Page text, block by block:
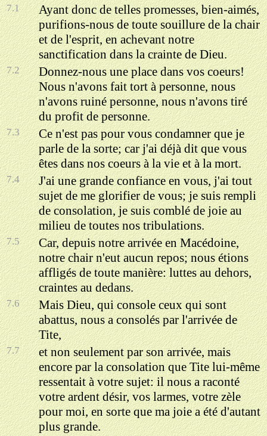
7.1
Ayant donc de telles promesses, bien-aimés,
purifions-nous de toute souillure de la chair
et de l'esprit, en achevant notre
sanctification dans la crainte de Dieu.
7.2
Donnez-nous une place dans vos coeurs!
Nous n'avons fait tort à personne, nous
n'avons ruiné personne, nous n'avons tiré
du profit de personne.
7.3
Ce n'est pas pour vous condamner que je
parle de la sorte; car j'ai déjà dit que vous
êtes dans nos coeurs à la vie et à la mort.
7.4
J'ai une grande confiance en vous, j'ai tout
sujet de me glorifier de vous; je suis rempli
de consolation, je suis comblé de joie au
milieu de toutes nos tribulations.
7.5
Car, depuis notre arrivée en Macédoine,
notre chair n'eut aucun repos; nous étions
affligés de toute manière: luttes au dehors,
craintes au dedans.
7.6
Mais Dieu, qui console ceux qui sont
abattus, nous a consolés par l'arrivée de
Tite,
7.7
et non seulement par son arrivée, mais
encore par la consolation que Tite lui-même
ressentait à votre sujet: il nous a raconté
votre ardent désir, vos larmes, votre zèle
pour moi, en sorte que ma joie a été d'autant
plus grande.